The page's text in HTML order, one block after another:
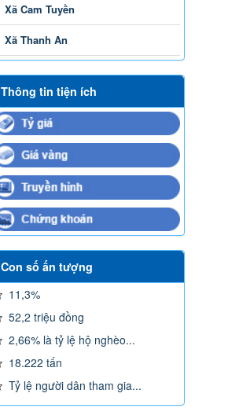
Xã Cam Tuyền
Xã Thanh An
Thông tin tiện ích
Con số ấn tượng
11,3%
52,2 triệu đồng
2,66% là tỷ lệ hộ nghèo...
18.222 tấn
Tỷ lệ người dân tham gia...